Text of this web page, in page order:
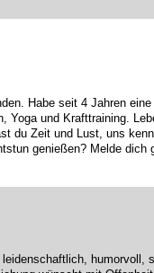
Habe seit 4 Jahren
Yoga und Krafttraining.
du Zeit und Lust, uns
genießen? Melde dich
humorvoll,